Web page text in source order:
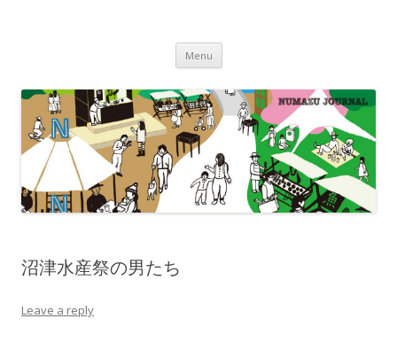
Menu Skip to content
沼津水産祭の男たち
Leave a reply